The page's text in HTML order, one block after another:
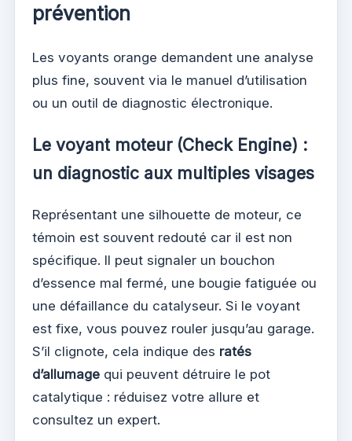
prévention
Les voyants orange demandent une analyse
plus fine, souvent via le manuel d’utilisation
ou un outil de diagnostic électronique.
Le voyant moteur (Check Engine) :
un diagnostic aux multiples visages
Représentant une silhouette de moteur, ce
témoin est souvent redouté car il est non
spécifique. Il peut signaler un bouchon
d’essence mal fermé, une bougie fatiguée ou
une défaillance du catalyseur. Si le voyant
est fixe, vous pouvez rouler jusqu’au garage.
S’il clignote, cela indique des ratés
d’allumage qui peuvent détruire le pot
catalytique : réduisez votre allure et
consultez un expert.